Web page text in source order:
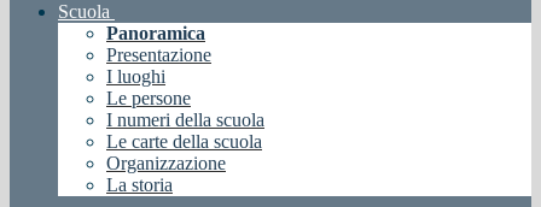
Scuola
Panoramica
Presentazione
I luoghi
Le persone
I numeri della scuola
Le carte della scuola
Organizzazione
La storia